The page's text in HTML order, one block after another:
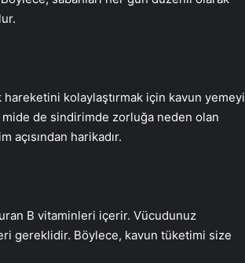
kolaylaştırmak için kavun yemeyi
de sindirimde zorluğa neden olan
açısından harikadır.
B vitaminleri içerir. Vücudunuz
gereklidir. Böylece, kavun tüketimi size